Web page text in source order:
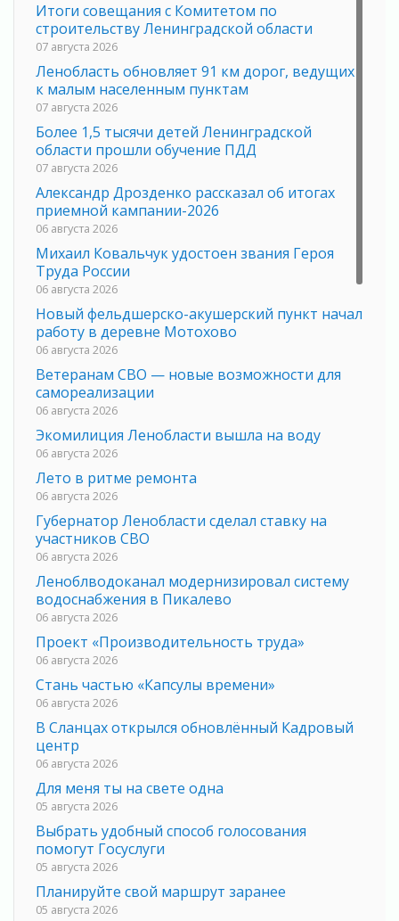
Итоги совещания с Комитетом по
строительству Ленинградской области
07 августа 2026
Ленобласть обновляет 91 км дорог, ведущих
к малым населенным пунктам
07 августа 2026
Более 1,5 тысячи детей Ленинградской
области прошли обучение ПДД
07 августа 2026
Александр Дрозденко рассказал об итогах
приемной кампании-2026
06 августа 2026
Михаил Ковальчук удостоен звания Героя
Труда России
06 августа 2026
Новый фельдшерско-акушерский пункт начал
работу в деревне Мотохово
06 августа 2026
Ветеранам СВО — новые возможности для
самореализации
06 августа 2026
Экомилиция Ленобласти вышла на воду
06 августа 2026
Лето в ритме ремонта
06 августа 2026
Губернатор Ленобласти сделал ставку на
участников СВО
06 августа 2026
Леноблводоканал модернизировал систему
водоснабжения в Пикалево
06 августа 2026
Проект «Производительность труда»
06 августа 2026
Стань частью «Капсулы времени»
06 августа 2026
В Сланцах открылся обновлённый Кадровый
центр
06 августа 2026
Для меня ты на свете одна
05 августа 2026
Выбрать удобный способ голосования
помогут Госуслуги
05 августа 2026
Планируйте свой маршрут заранее
05 августа 2026